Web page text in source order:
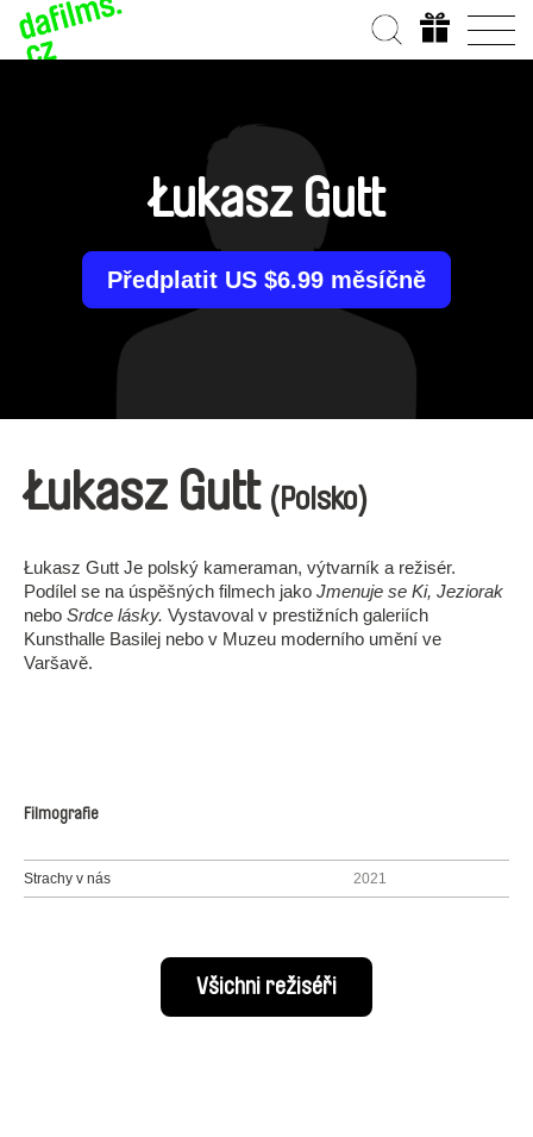
Łukasz Gutt
Předplatit US $6.99 měsíčně
Łukasz Gutt (Polsko)
Łukasz Gutt Je polský kameraman, výtvarník a režisér.
Podílel se na úspěšných filmech jako Jmenuje se Ki, Jeziorak
nebo Srdce lásky. Vystavoval v prestižních galeriích
Kunsthalle Basilej nebo v Muzeu moderního umění ve
Varšavě.
Filmografie
Strachy v nás 2021
Všichni režiséři